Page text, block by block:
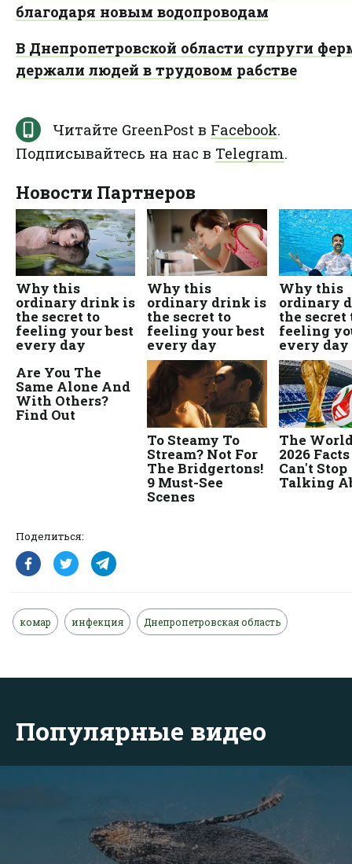
Поделиться:
комар инфекция Днепропетровская область
благодаря новым водопроводам
В Днепропетровской области супруги
держали людей в трудовом рабстве
Читайте GreenPost в Facebook.
Подписывайтесь на нас в Telegram.
Популярные видео